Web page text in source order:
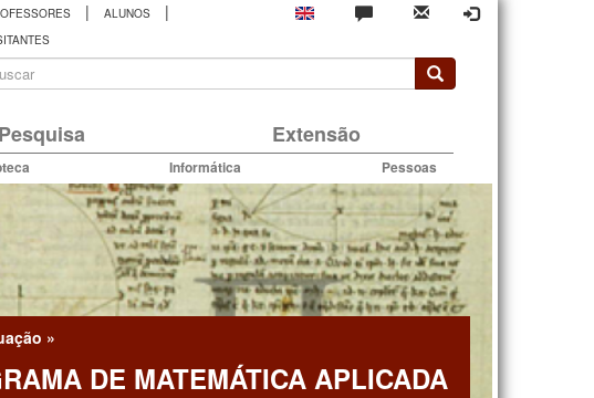
| ALUNOS |
Pesquisa Extensão
Informática Pessoas
»
DE MATEMÁTICA APLICADA